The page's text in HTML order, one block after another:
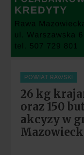
Categories
POWIAT RAWSKI
26 kg
oraz 150
akcyzy w